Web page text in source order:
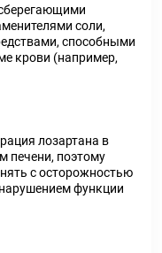
соли,
способными
крови (например,
лозартана в
печени, поэтому
с осторожностью
функции